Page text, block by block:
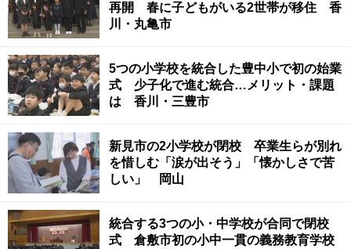
再開 春に子どもがいる2世帯が移住 香
川・丸亀市
5つの小学校を統合した豊中小で初の始業
式 少子化で進む統合…メリット・課題
は 香川・三豊市
新見市の2小学校が閉校 卒業生らが別れ
を惜しむ「涙が出そう」「懐かしさで苦
しい」 岡山
統合する3つの小・中学校が合同で閉校
式 倉敷市初の小中一貫の義務教育学校